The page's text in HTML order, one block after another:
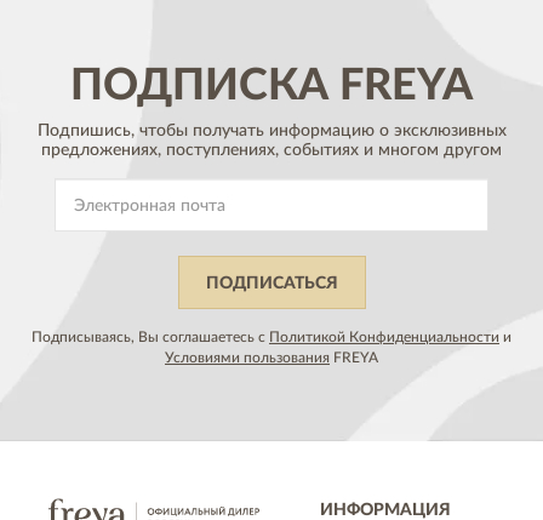
ПОДПИСКА FREYA
Подпишись, чтобы получать информацию о эксклюзивных
предложениях, поступлениях, событиях и многом другом
ПОДПИСАТЬСЯ
Подписываясь, Вы соглашаетесь с Политикой Конфиденциальности и
Условиями пользования FREYA
ИНФОРМАЦИЯ